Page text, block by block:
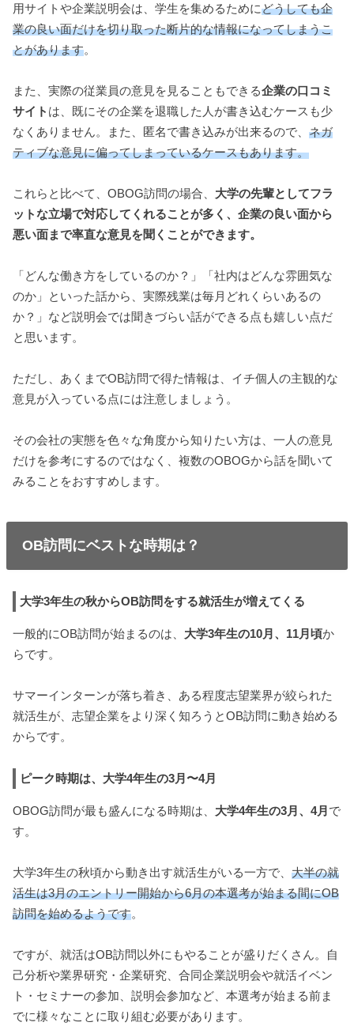
用サイトや企業説明会は、学生を集めるためにどうしても企
業の良い面だけを切り取った断片的な情報になってしまうこ
とがあります。
また、実際の従業員の意見を見ることもできる企業の口コミ
サイト は、既にその企業を退職した人が書き込むケースも少
なくありません。また、匿名で書き込みが出来るので、ネガ
ティブな意見に偏ってしまっているケースもあります。
これらと比べて、OBOG訪問の場合、 大学の先輩としてフラ
ットな立場で対応してくれることが多く、企業の良い面から
悪い面まで率直な意見を聞くことができます。
「どんな働き方をしているのか？」「社内はどんな雰囲気な
のか」といった話から、実際残業は毎月どれくらいあるの
か？」など説明会では聞きづらい話ができる点も嬉しい点だ
と思います。
ただし、あくまでOB訪問で得た情報は、イチ個人の主観的な
意見が入っている点には注意しましょう。
その会社の実態を色々な角度から知りたい方は、一人の意見
だけを参考にするのではなく、複数のOBOGから話を聞いて
みることをおすすめします。
OB訪問にベストな時期は？
大学3年生の秋からOB訪問をする就活生が増えてくる
一般的にOB訪問が始まるのは、 大学3年生の10月、11月頃か
らです。
サマーインターンが落ち着き、ある程度志望業界が絞られた
就活生が、志望企業をより深く知ろうとOB訪問に動き始める
からです。
ピーク時期は、大学4年生の3月〜4月
OBOG訪問が最も盛んになる時期は、 大学4年生の3月、4月 で
す。
大学3年生の秋頃から動き出す就活生がいる一方で、大半の就
活生は3月のエントリー開始から6月の本選考が始まる間にOB
訪問を始めるようです。
ですが、就活はOB訪問以外にもやることが盛りだくさん。自
己分析や業界研究・企業研究、合同企業説明会や就活イベン
ト・セミナーの参加、説明会参加など、本選考が始まる前ま
でに様々なことに取り組む必要があります。